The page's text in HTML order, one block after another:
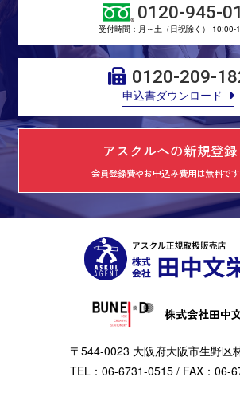
0120-945-
受付時間：月～土（日祝除く） 10:00-
0120-209-
申込書ダウンロード
アスクルへの新規登録
会員登録費やお申込み費用は無料です
株式会社田中
〒544-0023 大阪府大阪市生野区
TEL：06-6731-0515 / FAX：06-